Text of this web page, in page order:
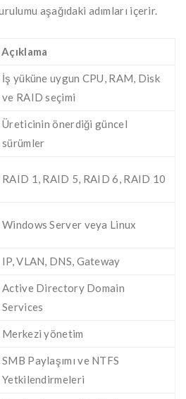
aşağıdaki adımları içerir.
Açıklama
İş yüküne uygun CPU, RAM, Disk
ve RAID seçimi
Üreticinin önerdiği güncel
sürümler
RAID 1, RAID 5, RAID 6, RAID 10
Windows Server veya Linux
IP, VLAN, DNS, Gateway
Active Directory Domain
Services
Merkezi yönetim
SMB Paylaşımı ve NTFS
Yetkilendirmeleri